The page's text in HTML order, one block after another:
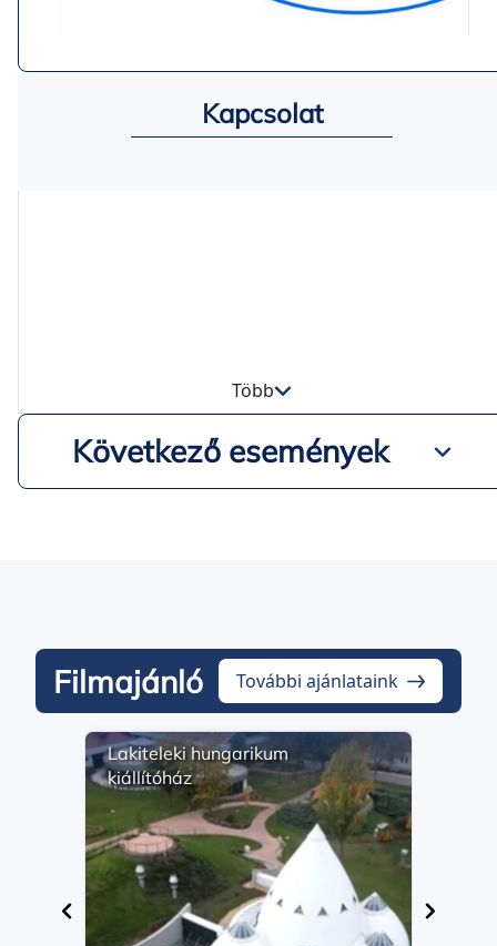
Kapcsolat
Több
Következő események
Filmajánló További ajánlataink
Lakiteleki hungarikum
kiállítóház